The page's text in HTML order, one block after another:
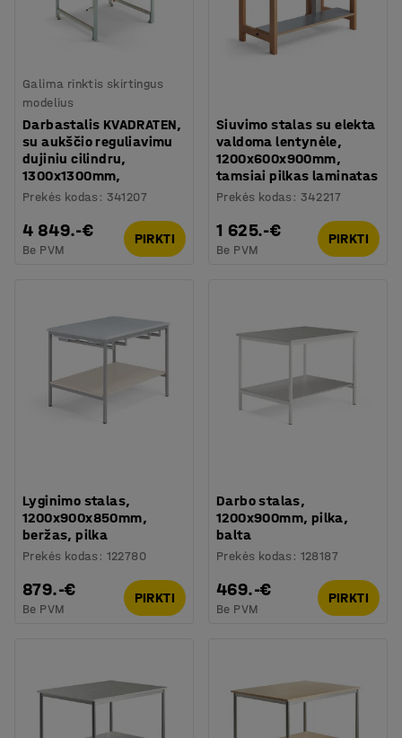
Galima rinktis skirtingus
modelius
Darbastalis KVADRATEN,
su aukščio reguliavimu
dujiniu cilindru,
1300x1300mm,
Prekės kodas : 341207
4 849.-€
Be PVM
PIRKTI
Siuvimo stalas su elekta
valdoma lentynėle,
1200x600x900mm,
tamsiai pilkas laminatas
Prekės kodas : 342217
1 625.-€
Be PVM
PIRKTI
Lyginimo stalas,
1200x900x850mm,
beržas, pilka
Prekės kodas : 122780
879.-€
Be PVM
PIRKTI
Darbo stalas,
1200x900mm, pilka,
balta
Prekės kodas : 128187
469.-€
Be PVM
PIRKTI